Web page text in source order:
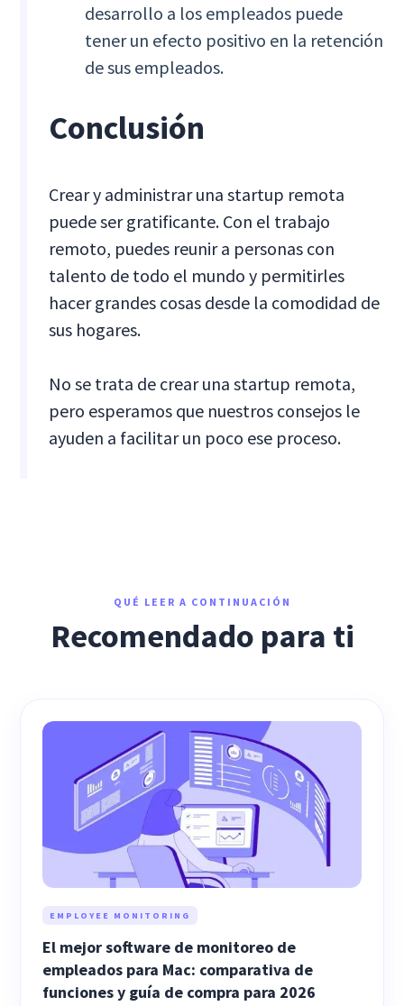
desarrollo a los empleados puede
tener un efecto positivo en la retención
de sus empleados.
Conclusión
Crear y administrar una startup remota
puede ser gratificante. Con el trabajo
remoto, puedes reunir a personas con
talento de todo el mundo y permitirles
hacer grandes cosas desde la comodidad de
sus hogares.
No se trata de crear una startup remota,
pero esperamos que nuestros consejos le
ayuden a facilitar un poco ese proceso.
QUÉ LEER A CONTINUACIÓN
Recomendado para ti
EMPLOYEE MONITORING
El mejor software de monitoreo de
empleados para Mac: comparativa de
funciones y guía de compra para 2026